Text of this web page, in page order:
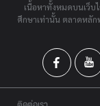
เนื้อหาทั้งหมดบนเว็บ
ศึกษาเท่านั้น ตลาดหลัก